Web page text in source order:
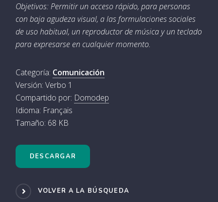
Objetivos: Permitir un acceso rápido, para personas
con baja agudeza visual, a las formulaciones sociales
de uso habitual, un reproductor de música y un teclado
para expresarse en cualquier momento.
Categoría: Comunicación
Versión: Verbo 1
Compartido por: Domodep
Idioma: Français
Tamaño: 68 KB
DESCARGAR
VOLVER A LA BÚSQUEDA